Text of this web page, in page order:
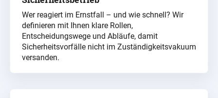
Wer reagiert im Ernstfall – und wie schnell? Wir
definieren mit Ihnen klare Rollen,
Entscheidungswege und Abläufe, damit
Sicherheitsvorfälle nicht im Zuständigkeitsvakuum
versanden.